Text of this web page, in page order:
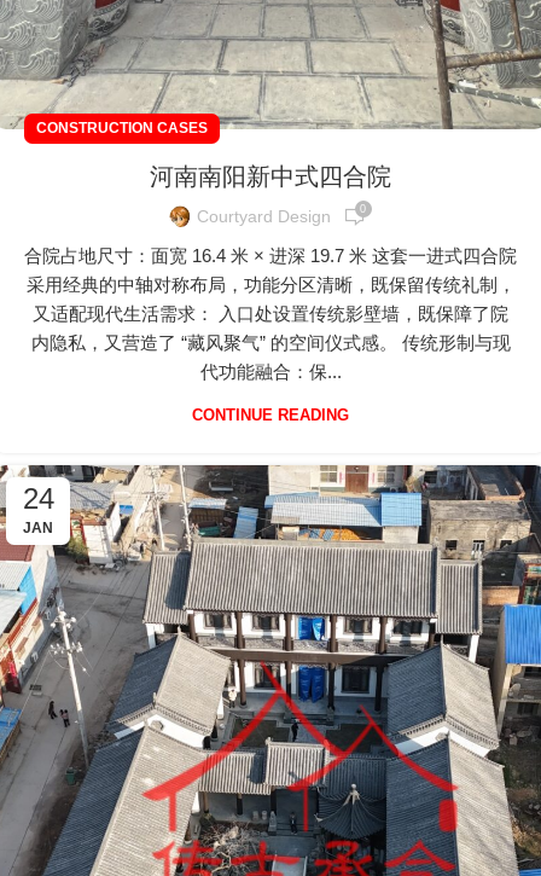
CONSTRUCTION CASES
河南南阳新中式四合院
Courtyard Design 0
合院占地尺寸：面宽 16.4 米 × 进深 19.7 米 这套一进式四合院
采用经典的中轴对称布局，功能分区清晰，既保留传统礼制，
又适配现代生活需求： 入口处设置传统影壁墙，既保障了院
内隐私，又营造了 “藏风聚气” 的空间仪式感。 传统形制与现
代功能融合：保...
CONTINUE READING
24
JAN